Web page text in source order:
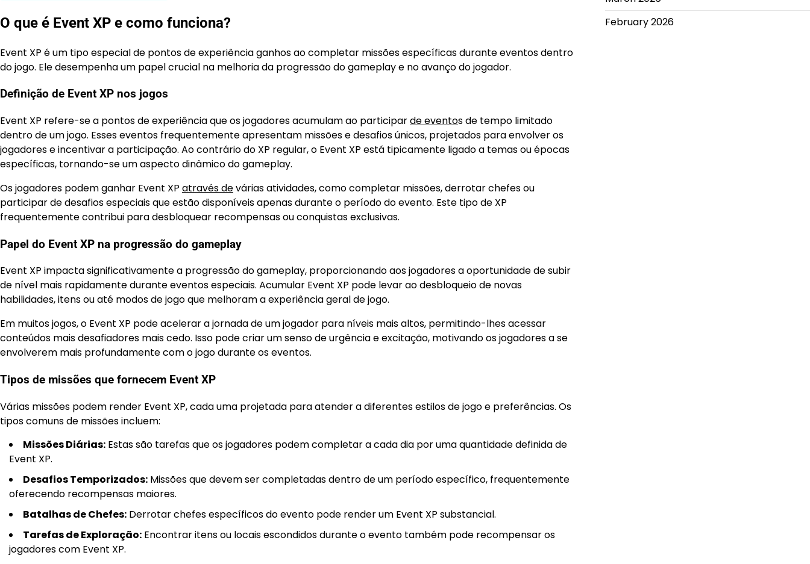
O que é Event XP e como funciona?
Event XP é um tipo especial de pontos de experiência ganhos ao completar missões específicas durante eventos dentro
do jogo. Ele desempenha um papel crucial na melhoria da progressão do gameplay e no avanço do jogador.
Definição de Event XP nos jogos
Event XP refere-se a pontos de experiência que os jogadores acumulam ao participarde eventos de tempo limitado
dentro de um jogo. Esses eventos frequentemente apresentam missões e desafios únicos, projetados para envolver os
jogadores e incentivar a participação. Ao contrário do XP regular, o Event XP está tipicamente ligado a temas ou épocas
específicas, tornando-se um aspecto dinâmico do gameplay.
Os jogadores podem ganhar Event XP através devárias atividades, como completar missões, derrotar chefes ou
participar de desafios especiais que estão disponíveis apenas durante o período do evento. Este tipo de XP
frequentemente contribui para desbloquear recompensas ou conquistas exclusivas.
Papel do Event XP na progressão do gameplay
Event XP impacta significativamente a progressão do gameplay, proporcionando aos jogadores a oportunidade de subir
de nível mais rapidamente durante eventos especiais. Acumular Event XP pode levar ao desbloqueio de novas
habilidades, itens ou até modos de jogo que melhoram a experiência geral de jogo.
Em muitos jogos, o Event XP pode acelerar a jornada de um jogador para níveis mais altos, permitindo-lhes acessar
conteúdos mais desafiadores mais cedo. Isso pode criar um senso de urgência e excitação, motivando os jogadores a se
envolverem mais profundamente com o jogo durante os eventos.
Tipos de missões que fornecem Event XP
Várias missões podem render Event XP, cada uma projetada para atender a diferentes estilos de jogo e preferências. Os
tipos comuns de missões incluem:
Missões Diárias: Estas são tarefas que os jogadores podem completar a cada dia por uma quantidade definida de
Event XP.
Desafios Temporizados: Missões que devem ser completadas dentro de um período específico, frequentemente
oferecendo recompensas maiores.
Batalhas de Chefes: Derrotar chefes específicos do evento pode render um Event XP substancial.
Tarefas de Exploração: Encontrar itens ou locais escondidos durante o evento também pode recompensar os
jogadores com Event XP.
February 2026